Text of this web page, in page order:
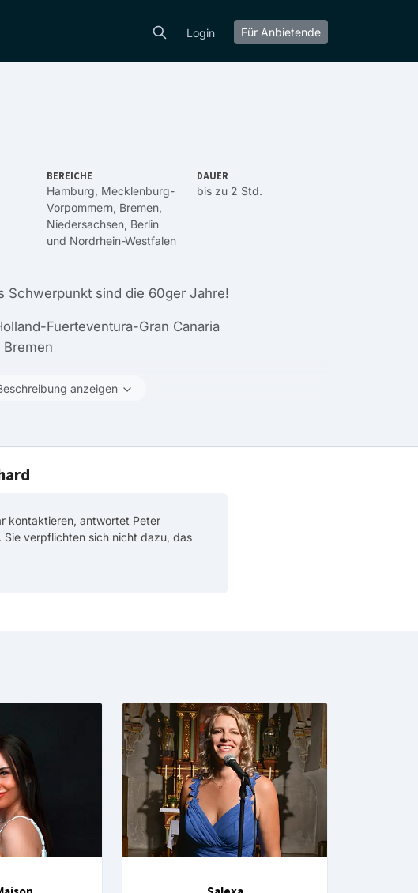
Login Für Anbietende
BEREICHE
Hamburg, Mecklenburg-
Vorpommern, Bremen,
Niedersachsen, Berlin
und Nordrhein-Westfalen
DAUER
bis zu 2 Std.
Schwerpunkt sind die 60ger Jahre!
Fuerteventura-Gran Canaria
anzeigen
kontaktieren, antwortet Peter
Sie verpflichten sich nicht dazu, das